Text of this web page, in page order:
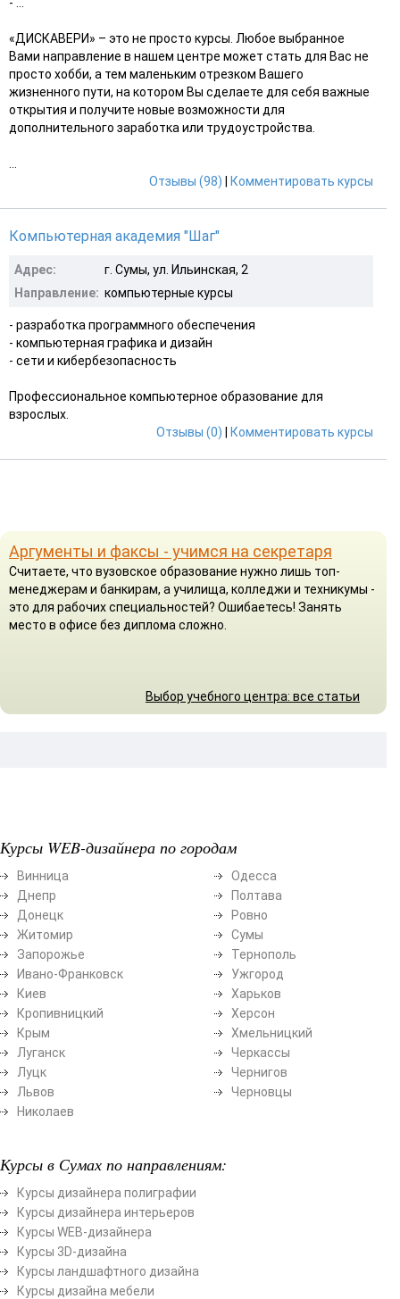
«ДИСКАВЕРИ» – это не просто курсы. Любое выбранное
Вами направление в нашем центре может стать для Вас не
просто хобби, а тем маленьким отрезком Вашего
жизненного пути, на котором Вы сделаете для себя важные
открытия и получите новые возможности для
дополнительного заработка или трудоустройства.
Отзывы (98)
Комментировать курсы
Компьютерная академия "Шаг"
Адрес:
г. Сумы, ул. Ильинская, 2
Направление: компьютерные курсы
- разработка программного обеспечения
- компьютерная графика и дизайн
- сети и кибербезопасность
Профессиональное компьютерное образование для
взрослых.
Отзывы (0)
Комментировать курсы
Аргументы и факсы - учимся на секретаря
Считаете, что вузовское образование нужно лишь топ-
менеджерам и банкирам, а училища, колледжи и техникумы -
это для рабочих специальностей? Ошибаетесь! Занять
место в офисе без диплома сложно.
Выбор учебного центра: все статьи
Курсы WEB-дизайнера по городам
Винница
Днепр
Донецк
Житомир
Запорожье
Ивано-Франковск
Киев
Кропивницкий
Крым
Луганск
Луцк
Львов
Николаев
Одесса
Полтава
Ровно
Сумы
Тернополь
Ужгород
Харьков
Херсон
Хмельницкий
Черкассы
Чернигов
Черновцы
Курсы в Сумах по направлениям:
Курсы дизайнера полиграфии
Курсы дизайнера интерьеров
Курсы WEB-дизайнера
Курсы 3D-дизайна
Курсы ландшафтного дизайна
Курсы дизайна мебели